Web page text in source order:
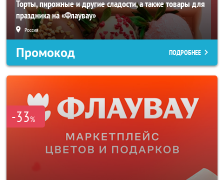
Торты, пирожные и другие сладости, а также товары для
праздника на «Флаувау»
Россия
Промокод ПОДРОБНЕЕ
-33%